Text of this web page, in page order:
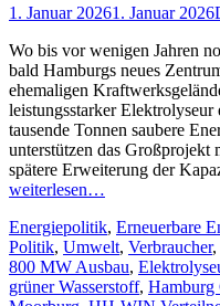
Veröffentlicht
1. Januar 20261. Januar 2026
Wo bis vor wenigen Jahren
bald Hamburgs neues
ehemaligen
leistungsstarker
tausende Tonnen saubere
unterstützen das
spätere Erweiterung der
weiterlesen…
Kategorien
Energiepolitik, Erneuerbare
Politik, Umwelt, Verbraucher,
800 MW Ausbau,
grüner Wasserstoff, Hamburg